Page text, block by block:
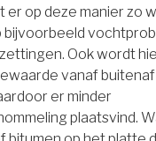
er op deze manier zo
bijvoorbeeld
Ook wordt
vanaf
er minder
plaatsvind.